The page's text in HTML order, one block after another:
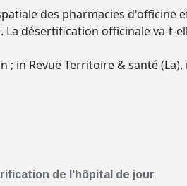
des pharmacies d'officine
désertification officinale va-t-
; in Revue Territoire & santé
de l'hôpital de jour